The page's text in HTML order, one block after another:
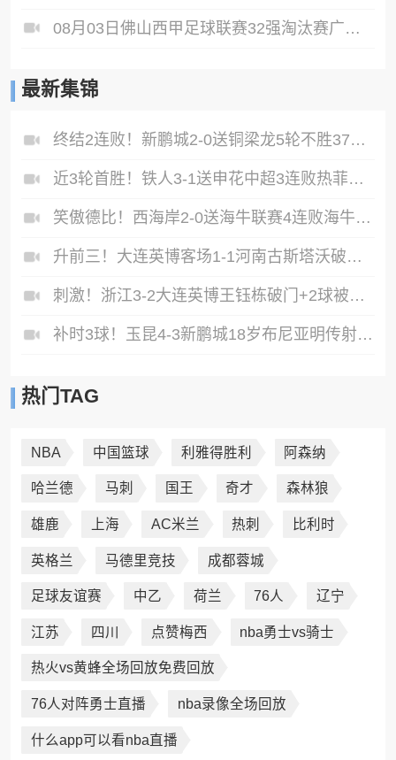
08月03日佛山西甲足球联赛32强淘汰赛广东凤铝VS湛江八部科技全场录像
最新集锦
终结2连败！新鹏城2-0送铜梁龙5轮不胜37岁姜至鹏破门韦斯利建功
近3轮首胜！铁人3-1送申花中超3连败热菲尼奥双响邦本宜裕传射
笑傲德比！西海岸2-0送海牛联赛4连败海牛仍垫底西海岸升至第二
升前三！大连英博客场1-1河南古斯塔沃破门19岁杨铭锐替补扳平
刺激！浙江3-2大连英博王钰栋破门+2球被吹毛伟杰世界波难救主
补时3球！玉昆4-3新鹏城18岁布尼亚明传射侯永永乌龙卡约绝杀
热门TAG
NBA 中国篮球 利雅得胜利 阿森纳
哈兰德 马刺 国王 奇才 森林狼
雄鹿 上海 AC米兰 热刺 比利时
英格兰 马德里竞技 成都蓉城
足球友谊赛 中乙 荷兰 76人 辽宁
江苏 四川 点赞梅西 nba勇士vs骑士
热火vs黄蜂全场回放免费回放
76人对阵勇士直播 nba录像全场回放
什么app可以看nba直播